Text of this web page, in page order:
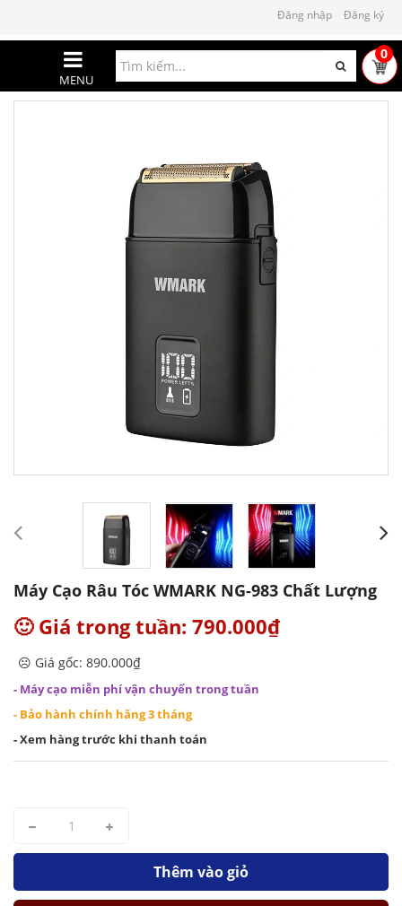
Đăng nhập Đăng ký
MENU
0
Máy Cạo Râu Tóc WMARK NG-983 Chất Lượng
🙂 Giá trong tuần: 790.000₫
☹️ Giá gốc: 890.000₫
- Máy cạo miễn phí vận chuyển trong tuần
- Bảo hành chính hãng 3 tháng
- Xem hàng trước khi thanh toán
Thêm vào giỏ